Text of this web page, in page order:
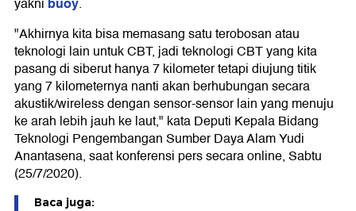
yakni
.
"Akhirnya kita bisa memasang satu terobosan atau
teknologi lain untuk CBT, jadi teknologi CBT yang kita
pasang di siberut hanya 7 kilometer tetapi diujung titik
yang 7 kilometernya nanti akan berhubungan secara
akustik/wireless dengan sensor-sensor lain yang menuju
ke arah lebih jauh ke laut," kata Deputi Kepala Bidang
Teknologi Pengembangan Sumber Daya Alam Yudi
Anantasena, saat konferensi pers secara online, Sabtu
(25/7/2020).
Baca juga: